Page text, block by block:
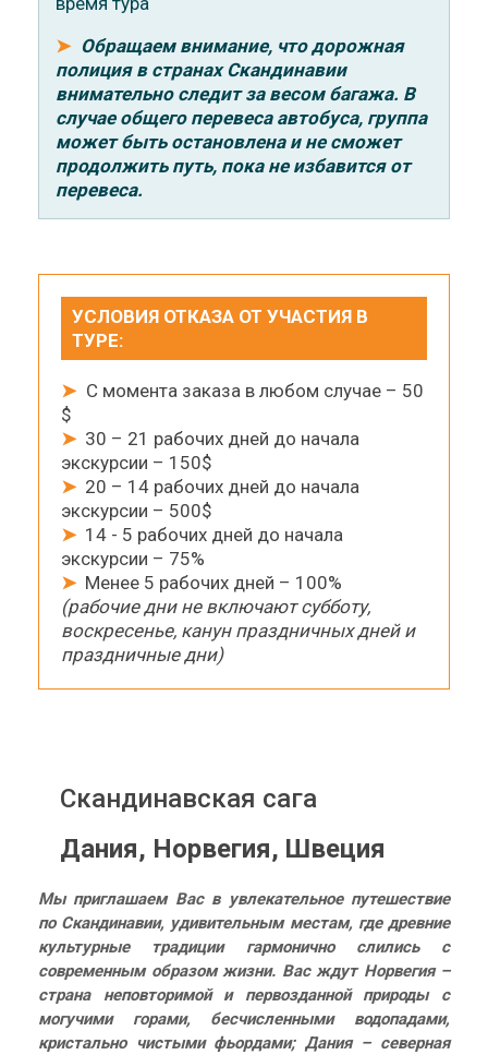
➤ Обращаем внимание, что дорожная
полиция в странах Скандинавии
внимательно следит за весом багажа. В
случае общего перевеса автобуса, группа
может быть остановлена и не сможет
продолжить путь, пока не избавится от
перевеса.
УСЛОВИЯ ОТКАЗА ОТ УЧАСТИЯ В
ТУРЕ:
➤С момента заказа в любом случае – 50
$
➤ 30 – 21 рабочих дней до начала
экскурсии – 150$
➤20 – 14 рабочих дней до начала
экскурсии – 500$
➤14 - 5 рабочих дней до начала
экскурсии – 75%
➤Менее 5 рабочих дней – 100%
(рабочие дни не включают субботу,
воскресенье, канун праздничных дней и
праздничные дни)
Скандинавская сага
Дания, Норвегия, Швеция
Мы приглашаем Вас в увлекательное путешествие
по Скандинавии, удивительным местам, где древние
культурные традиции гармонично слились с
современным образом жизни. Вас ждут Норвегия –
страна неповторимой и первозданной природы с
могучими горами, бесчисленными водопадами,
кристально чистыми фьордами; Дания – северная